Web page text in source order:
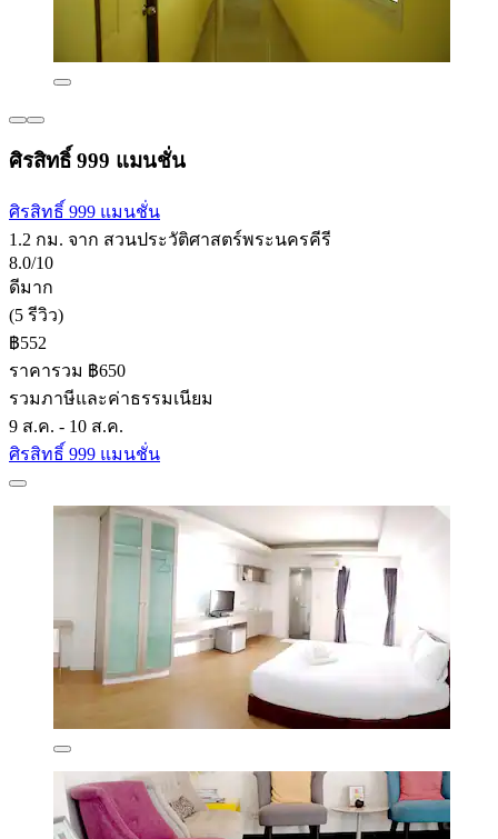
ศิรสิทธิ์ 999 แมนชั่น
ศิรสิทธิ์ 999 แมนชั่น
1.2 กม. จาก สวนประวัติศาสตร์พระนครคีรี
8.0/10
ดีมาก
(5 รีวิว)
฿552
ราคารวม ฿650
รวมภาษีและค่าธรรมเนียม
9 ส.ค. - 10 ส.ค.
ศิรสิทธิ์ 999 แมนชั่น